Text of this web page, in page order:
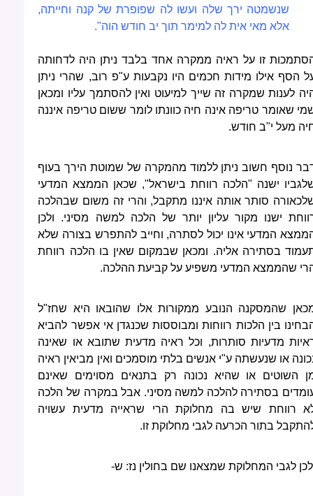
שנשמטה ירך שלה ועשו לה שפופרת של קנה וחייתה,
אלא מאי אית לה למימר תוך יב חודש הוה".
זו על ראיה ממקרה אחד בלבד ניתן היה לדחותה
הסף אילו מידות חכמים היו נקבעות ע"פ רוב, שהרי ניתן
לענות שמקרה זה שייך למיעוט ואין להסתמך עליו ומכאן
שאומר טריפה אינה חיה כוונתו לומר ששום טריפה איננה
מעל י"ב חודש.
נוסף חשוב ניתן ללמוד מהמקרה של שמוטת הירך בעוף
ישנה "הלכה רווחת בישראל", שכאן הממצא המדעי
סותר אותה איננו מתקבל, והרי זה משום שבהלכה
ישנו מקור עליון יותר של הלכה למשה מסיני. ולכן
המדעי אינו יכול לסתרה, וחייב להתפרש בצורה שלא
בסתירה אליה. ומכאן שבמקום שאין בו הלכה רווחת
שהממצא המדעי משפיע על קביעת ההלכה.
שהמסקנה הנובע ממקורות אלו שהובאו היא שחז"ל
בין הלכות רווחות ומבוססות שכנגדן אי אפשר להביא
מדעיות סותרות, וכל ראיה מדעית שתובא או שאינה
או שנעשתה ע"י אנשים בלתי מוסמכים ואין מביאין ראיה
השוטים או שהיא נכונה רק בתנאים מסוימים שאינם
בסתירה להלכה למשה מסיני. אבל במקרה של הלכה
רווחת שיש בה מחלוקת הרי שראייה מדעית עשויה
בתור הכרעה לגבי מחלוקת זו.
לגבי המחלוקת שמצאנו שם בחולין נז: ש-